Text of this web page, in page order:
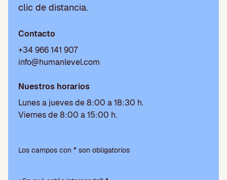
clic de distancia.
Contacto
+34 966 141 907
info@humanlevel.com
Nuestros horarios
Lunes a jueves de 8:00 a 18:30 h.
Viernes de 8:00 a 15:00 h.
o
Los campos con * son obligatorios